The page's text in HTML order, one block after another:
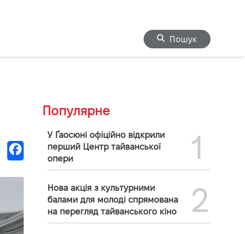
Пошук
Популярне
У Ґаосюні офіційно відкрили
перший Центр тайванської
опери
1
Нова акція з культурними
балами для молоді спрямована
на перегляд тайванського кіно
2